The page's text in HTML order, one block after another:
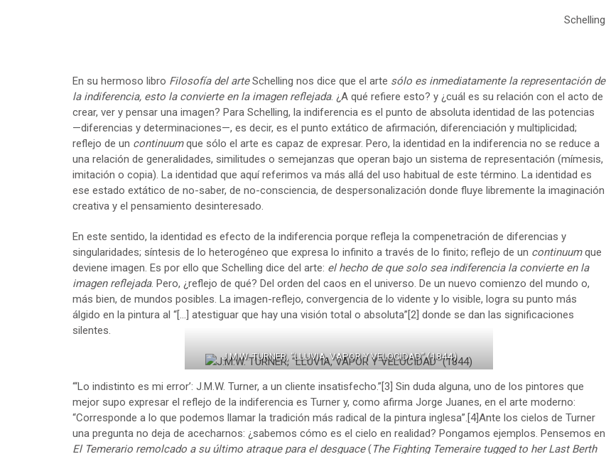
Schelling
En su hermoso libro Filosofía del arteSchelling nos dice que el arte sólo es inmediatamente la representación de
la indiferencia, esto la convierte en la imagen reflejada. ¿A qué refiere esto? y ¿cuál es su relación con el acto de
crear, ver y pensar una imagen? Para Schelling, la indiferencia es el punto de absoluta identidad de las potencias
—diferencias y determinaciones—, es decir, es el punto extático de afirmación, diferenciación y multiplicidad;
reflejo de un continuumque sólo el arte es capaz de expresar. Pero, la identidad en la indiferencia no se reduce a
una relación de generalidades, similitudes o semejanzas que operan bajo un sistema de representación (mímesis,
imitación o copia). La identidad que aquí referimos va más allá del uso habitual de este término. La identidad es
ese estado extático de no-saber, de no-consciencia, de despersonalización donde fluye libremente la imaginación
creativa y el pensamiento desinteresado.
En este sentido, la identidad es efecto de la indiferencia porque refleja la compenetración de diferencias y
singularidades; síntesis de lo heterogéneo que expresa lo infinito a través de lo finito; reflejo de un continuumque
deviene imagen. Es por ello que Schelling dice del arte: el hecho de que solo sea indiferencia la convierte en la
imagen reflejada. Pero, ¿reflejo de qué? Del orden del caos en el universo. De un nuevo comienzo del mundo o,
más bien, de mundos posibles. La imagen-reflejo, convergencia de lo vidente y lo visible, logra su punto más
álgido en la pintura al “[…] atestiguar que hay una visión total o absoluta”[2] donde se dan las significaciones
silentes.
J.M.W. TURNER, “LLUVIA, VAPOR Y VELOCIDAD” (1844)
“‘Lo indistinto es mi error’: J.M.W. Turner, a un cliente insatisfecho.”[3] Sin duda alguna, uno de los pintores que
mejor supo expresar el reflejo de la indiferencia es Turner y, como afirma Jorge Juanes, en el arte moderno:
“Corresponde a lo que podemos llamar la tradición más radical de la pintura inglesa”.[4]Ante los cielos de Turner
una pregunta no deja de acecharnos: ¿sabemos cómo es el cielo en realidad? Pongamos ejemplos. Pensemos en
El Temerario remolcado a su último atraque para el desguace(The Fighting Temeraire tugged to her Last Berth